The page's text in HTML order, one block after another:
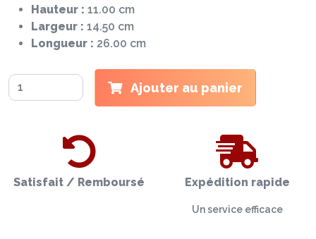
Hauteur : 11.00 cm
Largeur : 14.50 cm
Longueur : 26.00 cm
Ajouter au panier
Satisfait / Remboursé Expédition rapide
Un service efficace